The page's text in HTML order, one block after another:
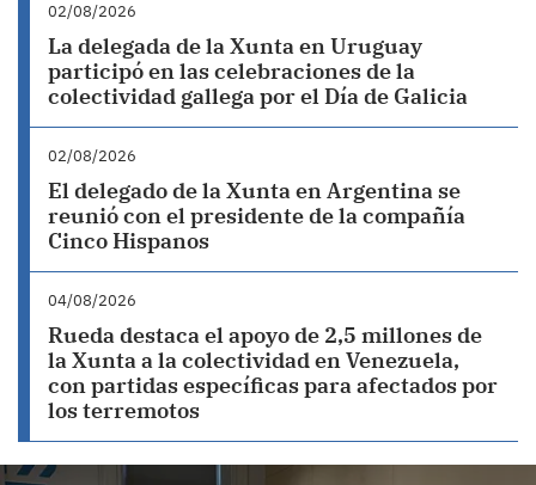
02/08/2026
La delegada de la Xunta en Uruguay
participó en las celebraciones de la
colectividad gallega por el Día de Galicia
02/08/2026
El delegado de la Xunta en Argentina se
reunió con el presidente de la compañía
Cinco Hispanos
04/08/2026
Rueda destaca el apoyo de 2,5 millones de
la Xunta a la colectividad en Venezuela,
con partidas específicas para afectados por
los terremotos